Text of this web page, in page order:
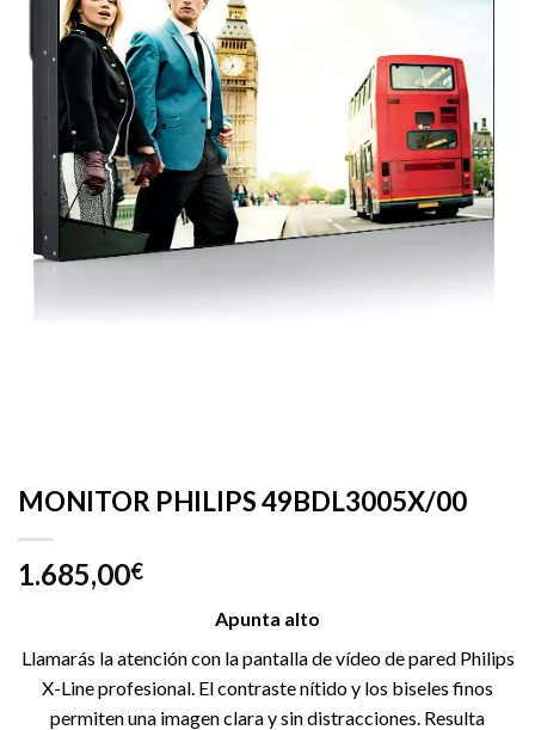
MONITOR PHILIPS 49BDL3005X/00
1.685,00€
Apunta alto
Llamarás la atención con la pantalla de vídeo de pared Philips
X-Line profesional. El contraste nítido y los biseles finos
permiten una imagen clara y sin distracciones. Resulta